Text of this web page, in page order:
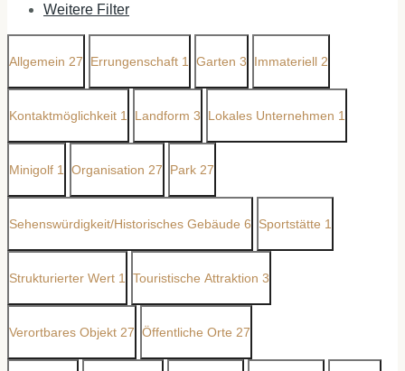
Weitere Filter
Allgemein 27 Errungenschaft 1 Garten 3 Immateriell 2
Kontaktmöglichkeit 1 Landform 3 Lokales Unternehmen 1
Minigolf 1 Organisation 27 Park 27
Sehenswürdigkeit/Historisches Gebäude 6 Sportstätte 1
Strukturierter Wert 1 Touristische Attraktion 3
Verortbares Objekt 27 Öffentliche Orte 27